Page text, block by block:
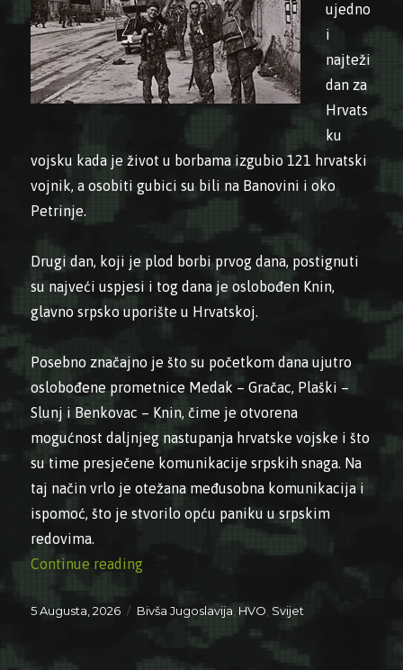
ujedno
i
najteži
dan za
Hrvats
ku
vojsku kada je život u borbama izgubio 121 hrvatski
vojnik, a osobiti gubici su bili na Banovini i oko
Petrinje.
Drugi dan, koji je plod borbi prvog dana, postignuti
su najveći uspjesi i tog dana je oslobođen Knin,
glavno srpsko uporište u Hrvatskoj.
Posebno značajno je što su početkom dana ujutro
oslobođene prometnice Medak – Gračac, Plaški –
Slunj i Benkovac – Knin, čime je otvorena
mogućnost daljnjeg nastupanja hrvatske vojske i što
su time presječene komunikacije srpskih snaga. Na
taj način vrlo je otežana međusobna komunikacija i
ispomoć, što je stvorilo opću paniku u srpskim
redovima.
Continue reading
Posted
5 Augusta, 2026 Categories
Bivša Jugoslavija HVO Svijet